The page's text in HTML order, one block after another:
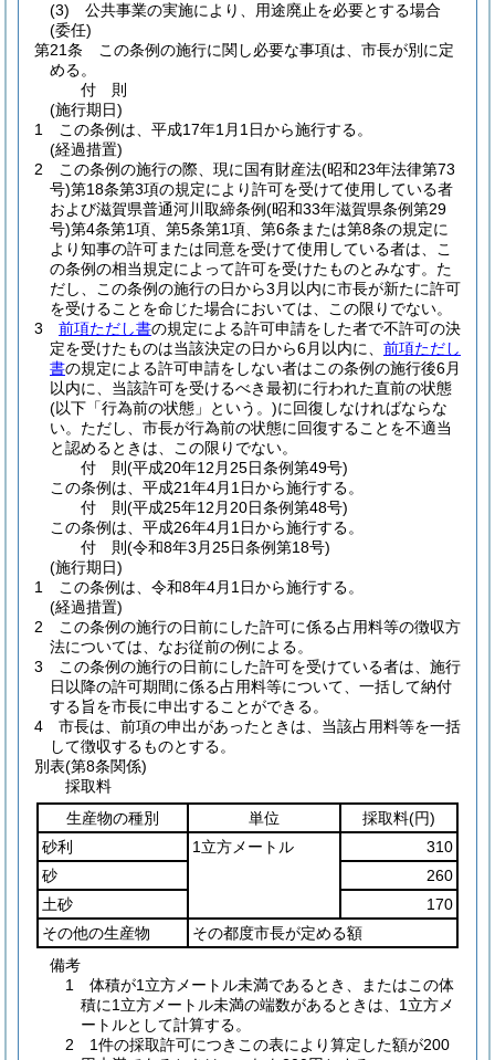
(3)
公共事業の実施により、用途廃止を必要とする場合
(委任)
第21条
この条例の施行に関し必要な事項は、市長が別に定
める。
付 則
(施行期日)
1
この条例は、平成17年1月1日から施行する。
(経過措置)
2
この条例の施行の際、現に国有財産法(昭和23年法律第73
号)第18条第3項の規定により許可を受けて使用している者
および滋賀県普通河川取締条例(昭和33年滋賀県条例第29
号)第4条第1項、第5条第1項、第6条または第8条の規定に
より知事の許可または同意を受けて使用している者は、こ
の条例の相当規定によって許可を受けたものとみなす。 た
だし、この条例の施行の日から3月以内に市長が新たに許可
を受けることを命じた場合においては、この限りでない。
3
前項ただし書の規定による許可申請をした者で不許可の決
定を受けたものは当該決定の日から6月以内に、 前項ただし
書の規定による許可申請をしない者はこの条例の施行後6月
以内に、当該許可を受けるべき最初に行われた直前の状態
(以下「行為前の状態」という。)に回復しなければならな
い。 ただし、市長が行為前の状態に回復することを不適当
と認めるときは、この限りでない。
付 則(平成20年12月25日条例第49号)
この条例は、平成21年4月1日から施行する。
付 則(平成25年12月20日条例第48号)
この条例は、平成26年4月1日から施行する。
付 則(令和8年3月25日条例第18号)
(施行期日)
1
この条例は、令和8年4月1日から施行する。
(経過措置)
2
この条例の施行の日前にした許可に係る占用料等の徴収方
法については、なお従前の例による。
3
この条例の施行の日前にした許可を受けている者は、施行
日以降の許可期間に係る占用料等について、一括して納付
する旨を市長に申出することができる。
4
市長は、前項の申出があったときは、当該占用料等を一括
して徴収するものとする。
別表(第8条関係)
採取料
生産物の種別
単位 採取料(円)
砂利
1立方メートル
310
砂
260
土砂
170
その他の生産物
その都度市長が定める額
備考
1 体積が1立方メートル未満であるとき、またはこの体
積に1立方メートル未満の端数があるときは、1立方メ
ートルとして計算する。
2 1件の採取許可につきこの表により算定した額が200